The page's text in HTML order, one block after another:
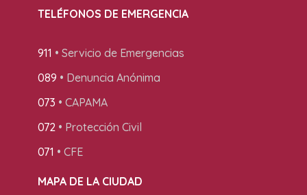
TELÉFONOS DE EMERGENCIA
911 • Servicio de Emergencias
089 • Denuncia Anónima
073 • CAPAMA
072• Protección Civil
071 • CFE
MAPA DE LA CIUDAD